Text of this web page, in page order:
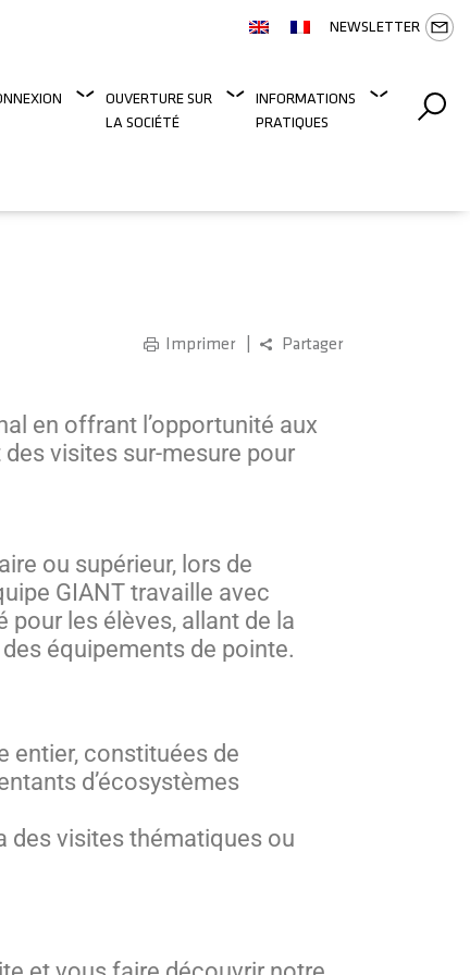
NEWSLETTER
OUVERTURE SUR
LA SOCIÉTÉ
INFORMATIONS
PRATIQUES
Imprimer Partager
en offrant l’opportunité aux
visites sur-mesure pour
ou supérieur, lors de
GIANT travaille avec
pour les élèves, allant de la
équipements de pointe.
entier, constituées de
d’écosystèmes
des visites thématiques ou